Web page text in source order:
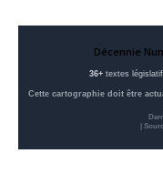
Décennie
36+textes
Cette cartographie doit être
|